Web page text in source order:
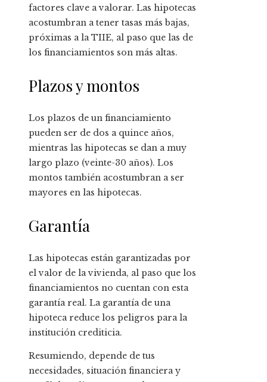
factores clave a valorar. Las hipotecas
acostumbran a tener tasas más bajas,
próximas a la TIIE, al paso que las de
los financiamientos son más altas.
Plazos y montos
Los plazos de un financiamiento
pueden ser de dos a quince años,
mientras las hipotecas se dan a muy
largo plazo (veinte-30 años). Los
montos también acostumbran a ser
mayores en las hipotecas.
Garantía
Las hipotecas están garantizadas por
el valor de la vivienda, al paso que los
financiamientos no cuentan con esta
garantía real. La garantía de una
hipoteca reduce los peligros para la
institución crediticia.
Resumiendo, depende de tus
necesidades, situación financiera y